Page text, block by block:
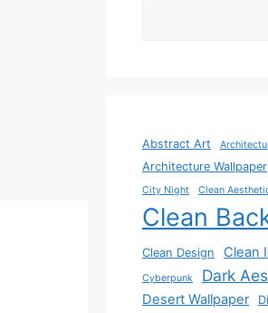
Abstract Art
Architecture Wallpaper
City Night Clean
Clean
Clean Design Clean
Cyberpunk Dark
Desert Wallpaper